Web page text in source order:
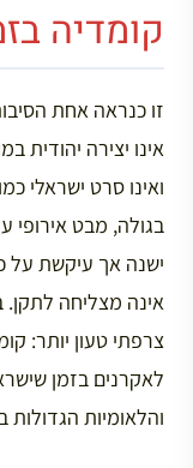
קומדיה
זו כנראה אחת
אינו יצירה יהודית
ואינו סרט ישראלי
בגולה, מבט אירופי
ישנה אך עיקשת על
צרפתי טעון יותר:
לאקרנים בזמן
והלאומיות הגדולות